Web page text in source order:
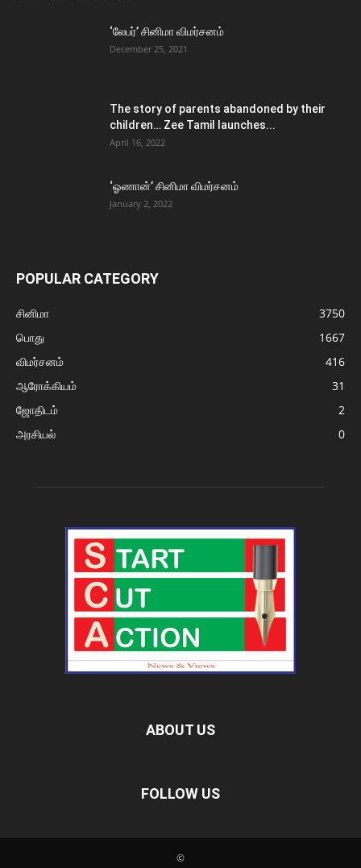
‘லேபர்’ சினிமா விமர்சனம்
December 25, 2021
The story of parents abandoned by their
children… Zee Tamil launches...
April 16, 2022
‘ஓணான்’ சினிமா விமர்சனம்
January 2, 2022
POPULAR CATEGORY
சினிமா
3750
பொது
1667
விமர்சனம்
416
ஆரோக்கியம்
31
ஜோதிடம்
2
அரசியல்
0
ABOUT US
FOLLOW US
©